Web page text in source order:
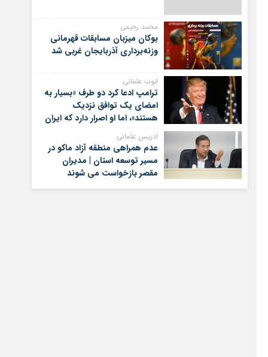
محمد رحیمی
بوکان میزبان مسابقات قهرمانی
وزنه‌برداری آذربایجان غربی شد
ایوب عثمانی
ترامپ ادعا کرد دو طرف «بسیار به
امضای یک توافق نزدیک
هستند»، اما او اصرار دارد که ایران
برای کنار گذاشتن برنامه‌های
هسته‌ای خود گام‌های بیشتری
بردارد
ادریس عثمانی
عدم همراهی منطقه آزاد ماکو در
مسیر توسعه استان | مدیران
مقصر بازخواست می شوند